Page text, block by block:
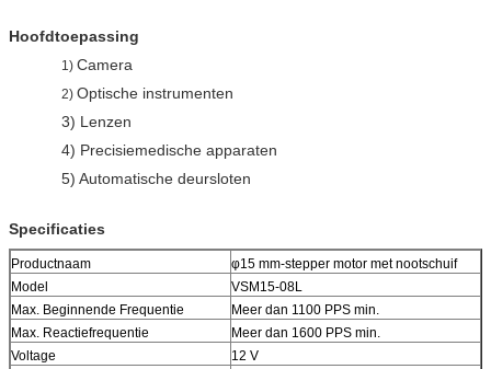
Hoofdtoepassing
1) Camera
2) Optische instrumenten
3) Lenzen
4) Precisiemedische apparaten
5) Automatische deursloten
Specificaties
Productnaam
φ15 mm-stepper motor met nootschuif
Model
VSM15-08L
Max. Beginnende Frequentie
Meer dan 1100 PPS min.
Max. Reactiefrequentie
Meer dan 1600 PPS min.
Voltage
12 V